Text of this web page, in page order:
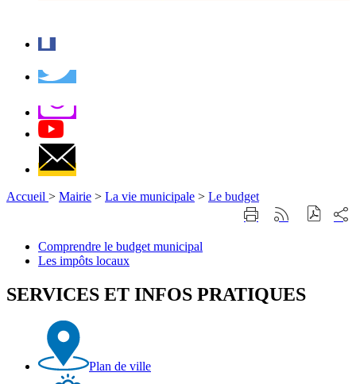
Accueil > Mairie > La vie municipale > Le budget
ImprimerGénérer
sur
Comprendre le budget municipal
Les impôts locaux
SERVICES ET INFOS PRATIQUES
Plan de ville